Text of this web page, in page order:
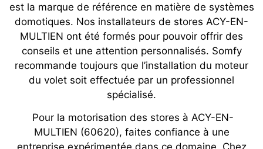
est la marque de référence en matière de systèmes
domotiques. Nos installateurs de stores ACY-EN-
MULTIEN ont été formés pour pouvoir offrir des
conseils et une attention personnalisés. Somfy
recommande toujours que l’installation du moteur
du volet soit effectuée par un professionnel
spécialisé.
Pour la motorisation des stores à ACY-EN-
MULTIEN (60620), faites confiance à une
entreprise expérimentée dans ce domaine. Chez